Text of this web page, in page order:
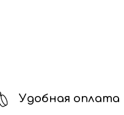
Удобная оплата